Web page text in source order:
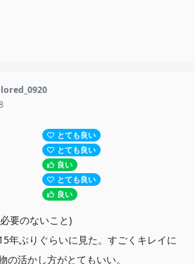
とても良い
とても良い
良い
とても良い
良い
要のないこと)
年ぶりぐらいに見た。すごくキレイに
の活かし方がとてもいい。